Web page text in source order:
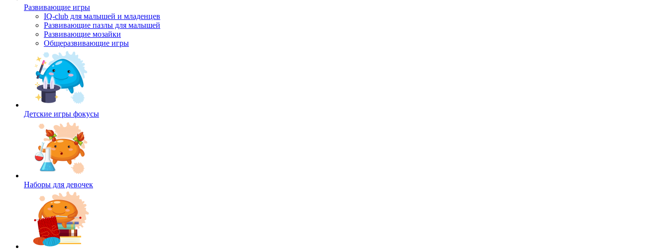
Развивающие игры
IQ-club для малышей и младенцев
Развивающие пазлы для малышей
Развивающие мозайки
Общеразвивающие игры
Детские игры фокусы
Наборы для девочек